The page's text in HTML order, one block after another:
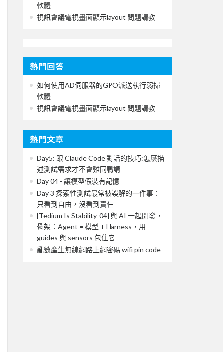
軟體
視訊會議電視畫面顯示layout 問題請教
熱門回答
如何使用AD伺服器的GPO派送執行弱掃
軟體
視訊會議電視畫面顯示layout 問題請教
熱門文章
Day5: 跟 Claude Code 對話的技巧:怎麼描
述測試需求才不會雞同鴨講
Day 04 - 讓模型假裝有記憶
Day 3 探索性測試最常被誤解的一件事：
只看到自由，沒看到責任
[Tedium Is Stability-04] 與 AI 一起開發，
骨架：Agent = 模型 + Harness，用
guides 與 sensors 包住它
亂數產生無線網路上網密碼 wifi pin code